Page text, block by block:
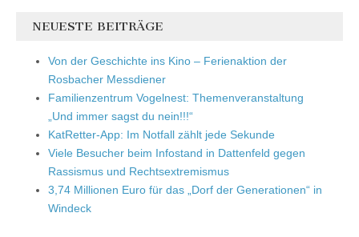
NEUESTE BEITRÄGE
Von der Geschichte ins Kino – Ferienaktion der
Rosbacher Messdiener
Familienzentrum Vogelnest: Themenveranstaltung
„Und immer sagst du nein!!!“
KatRetter-App: Im Notfall zählt jede Sekunde
Viele Besucher beim Infostand in Dattenfeld gegen
Rassismus und Rechtsextremismus
3,74 Millionen Euro für das „Dorf der Generationen“ in
Windeck